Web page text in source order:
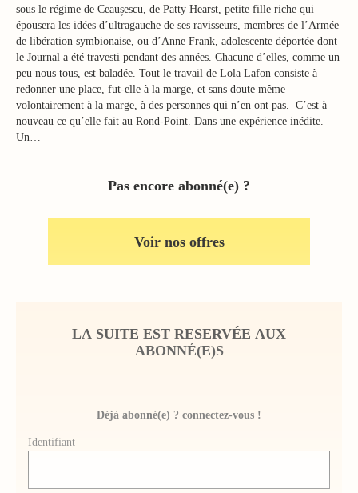
sous le régime de Ceaușescu, de Patty Hearst, petite fille riche qui
épousera les idées d’ultragauche de ses ravisseurs, membres de l’Armée
de libération symbionaise, ou d’Anne Frank, adolescente déportée dont
le Journal a été travesti pendant des années. Chacune d’elles, comme un
peu nous tous, est baladée. Tout le travail de Lola Lafon consiste à
redonner une place, fut-elle à la marge, et sans doute même
volontairement à la marge, à des personnes qui n’en ont pas. C’est à
nouveau ce qu’elle fait au Rond-Point. Dans une expérience inédite.
Un…
Pas encore abonné(e) ?
Voir nos offres
LA SUITE EST RESERVÉE AUX
ABONNÉ(E)S
Déjà abonné(e) ? connectez-vous !
Identifiant